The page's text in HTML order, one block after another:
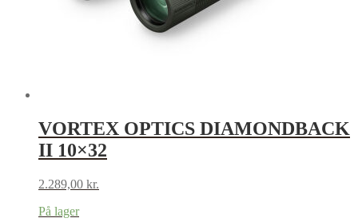
VORTEX OPTICS DIAMONDBACK
II 10×32
2.289,00 kr.
På lager